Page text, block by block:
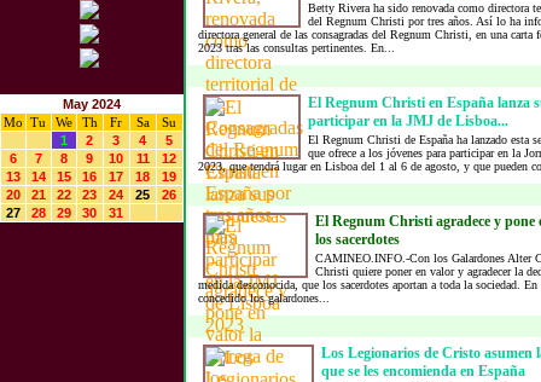
May 2024
Mo
Tu We Th Fr Sa
Su
1
2 3 4
5
6
7 8 9 10 11
12
13
14 15 16 17 18
19
20
21 22 23 24 25
26
27
28 29 30 31
Betty Rivera ha sido renovada como directora
del Regnum Christi por tres años. Así lo ha
directora general de las consagradas del Regnum Christi, en una carta
2023 tras las consultas pertinentes. En...
El Regnum Christi en España lanza
participar en la JMJ de Lisboa...
El Regnum Christi de España ha lanzado esta
que ofrece a los jóvenes para participar en la
2023, que tendrá lugar en Lisboa del 1 al 6 de agosto, y que pueden
El Regnum Christi agradece y pone
los sacerdotes
CAMINEO.INFO.-Con los Galardones Alter
Christi quiere poner en valor y agradecer la
medida desconocida, que los sacerdotes aportan a toda la sociedad.
concedido los galardones...
Los Legionarios de Cristo
que se les encomienda en España